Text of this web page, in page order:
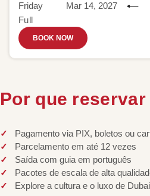
Friday
Mar 14, 2027
Full
BOOK NOW
Por que
Pagamento via PIX, boletos ou
Parcelamento em até 12 vezes
Saída com guia em português
Pacotes de escala de alta
Explore a cultura e o luxo de